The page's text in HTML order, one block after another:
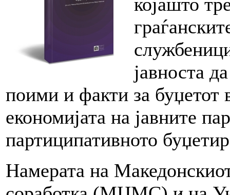
јавноста
поими и факти за буџетот
економијата на јавните
партиципативното
Намерата на